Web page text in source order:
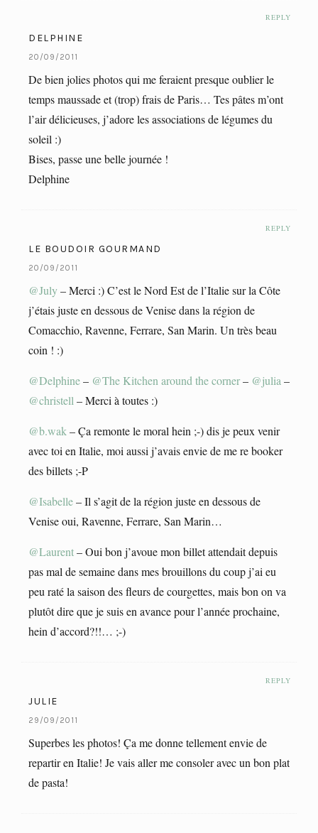
REPLY
DELPHINE
20/09/2011
De bien jolies photos qui me feraient presque oublier le
temps maussade et (trop) frais de Paris… Tes pâtes m’ont
l’air délicieuses, j’adore les associations de légumes du
soleil :)
Bises, passe une belle journée !
Delphine
REPLY
LE BOUDOIR GOURMAND
20/09/2011
@July– Merci :) C’est le Nord Est de l’Italie sur la Côte
j’étais juste en dessous de Venise dans la région de
Comacchio, Ravenne, Ferrare, San Marin. Un très beau
coin ! :)
@Delphine– @The Kitchen around the corner– @julia–
@christell– Merci à toutes :)
@b.wak– Ça remonte le moral hein ;-) dis je peux venir
avec toi en Italie, moi aussi j’avais envie de me re booker
des billets ;-P
@Isabelle– Il s’agit de la région juste en dessous de
Venise oui, Ravenne, Ferrare, San Marin…
@Laurent– Oui bon j’avoue mon billet attendait depuis
pas mal de semaine dans mes brouillons du coup j’ai eu
peu raté la saison des fleurs de courgettes, mais bon on va
plutôt dire que je suis en avance pour l’année prochaine,
hein d’accord?!!… ;-)
REPLY
JULIE
29/09/2011
Superbes les photos! Ça me donne tellement envie de
repartir en Italie! Je vais aller me consoler avec un bon plat
de pasta!